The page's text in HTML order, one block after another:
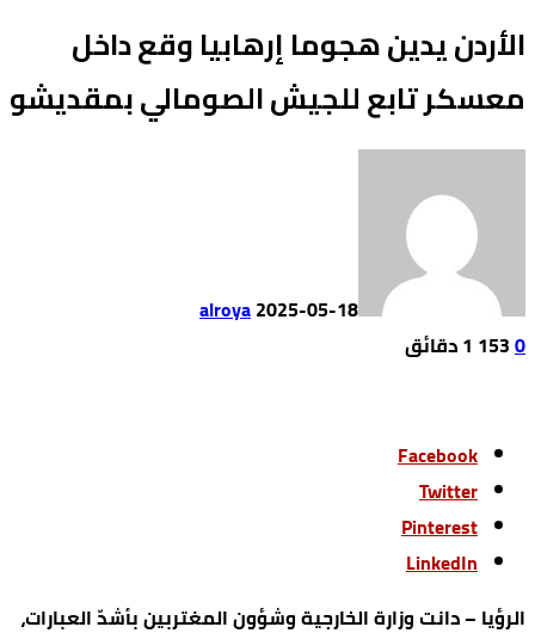
الأردن يدين هجوما إرهابيا وقع داخل
معسكر تابع للجيش الصومالي بمقديشو
alroya2025-05-18
0
153 1 ‫دقائق‬
Facebook
Twitter
Pinterest
LinkedIn
الرؤيا – دانت وزارة الخارجية وشؤون المغتربين بأشدّ العبارات،